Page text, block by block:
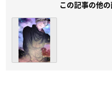
この記事の他の